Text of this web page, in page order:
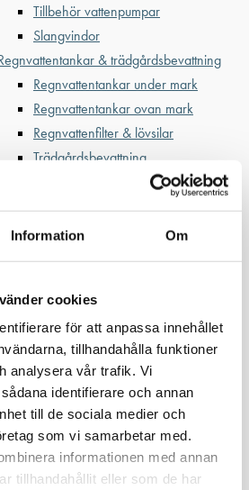
Information Om
cookies
för att anpassa innehållet
tillhandahålla funktioner
analysera vår trafik. Vi
identifierare och annan
till de sociala medier och
som vi samarbetar med.
informationen med annan
tillhandahållit eller som de har
Tillbehör vattenpumpar
Slangvindor
& trädgårdsbevattning
Regnvattentankar under mark
Regnvattentankar ovan mark
Regnvattenfilter & lövsilar
Trädgårdsbevattning
Vattenplattformar
& Fettavskiljare
lagringstankar
för lagring, transport & process
AdBlue transporttankar
& tillbehör